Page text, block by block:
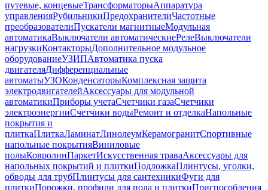
путевые, концевыеТрансформаторыАппаратура
управленияРубильникиПредохранителиЧастотные
преобразователиПускатели магнитныеМодульная
автоматикаВыключатели автоматическиеРелеВыключатели
нагрузкиКонтакторыДополнительное модульное
оборудованиеУЗИПАвтоматика пуска
двигателяДифференциальные
автоматыУЗОКонденсаторыКомплексная защита
электродвигателейАксессуары для модульной
автоматикиПриборы учетаСчетчики газаСчетчики
электроэнергииСчетчики водыРемонт и отделкаНапольные
покрытия и
плиткаПлиткаЛаминатЛинолеумКерамогранитСпортивные
напольные покрытияВиниловые
полыКовролинПаркетИскусственная траваАксессуары для
напольных покрытий и плиткиПодложкаПлинтусы, уголки,
обводы для трубПлинтусы для сантехникиФуги для
плиткиПорожки, профили для пола и плиткиПриспособления